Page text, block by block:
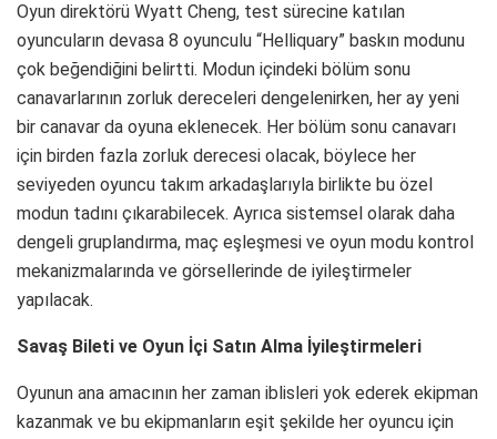
Oyun direktörü Wyatt Cheng, test sürecine katılan
oyuncuların devasa 8 oyunculu “Helliquary” baskın modunu
çok beğendiğini belirtti. Modun içindeki bölüm sonu
canavarlarının zorluk dereceleri dengelenirken, her ay yeni
bir canavar da oyuna eklenecek. Her bölüm sonu canavarı
için birden fazla zorluk derecesi olacak, böylece her
seviyeden oyuncu takım arkadaşlarıyla birlikte bu özel
modun tadını çıkarabilecek. Ayrıca sistemsel olarak daha
dengeli gruplandırma, maç eşleşmesi ve oyun modu kontrol
mekanizmalarında ve görsellerinde de iyileştirmeler
yapılacak.
Savaş Bileti ve Oyun İçi Satın Alma İyileştirmeleri
Oyunun ana amacının her zaman iblisleri yok ederek ekipman
kazanmak ve bu ekipmanların eşit şekilde her oyuncu için